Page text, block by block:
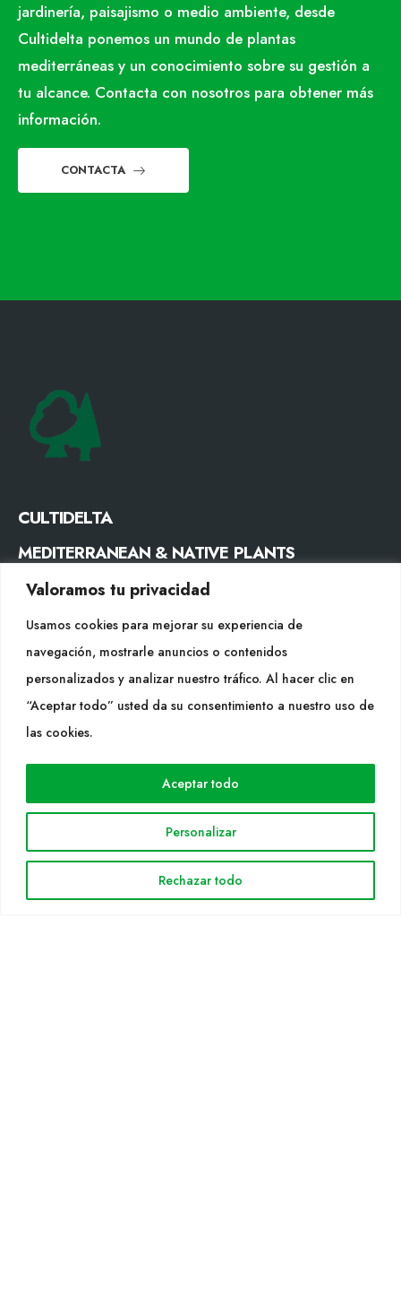
Valoramos tu privacidad
Usamos cookies para mejorar su experiencia de
navegación, mostrarle anuncios o contenidos
personalizados y analizar nuestro tráfico. Al hacer clic en
“Aceptar todo” usted da su consentimiento a nuestro uso de
las cookies.
Personalizar
Rechazar todo
Aceptar todo
jardinería, paisajismo o medio ambiente, desde
Cultidelta ponemos un mundo de plantas
mediterráneas y un conocimiento sobre su gestión a
tu alcance. Contacta con nosotros para obtener más
información.
CONTACTA
CULTIDELTA
MEDITERRANEAN & NATIVE PLANTS
Tel. +34 977053013
info@cultidelta.com
SÍGUENOS
Áreas de trabajo
Solicitud Catálogo